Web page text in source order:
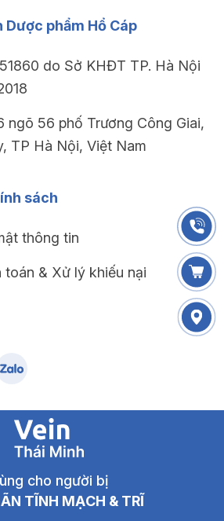
Dược phẩm Hổ Cáp
do Sở KHĐT TP. Hà Nội
ngõ 56 phố Trương Công Giai,
TP Hà Nội, Việt Nam
sách
thông tin
toán & Xử lý khiếu nại
cho người bị
TĨNH MẠCH & TRĨ